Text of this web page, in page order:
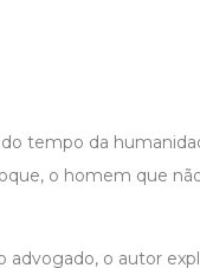
do tempo da
o homem que
advogado, o autor